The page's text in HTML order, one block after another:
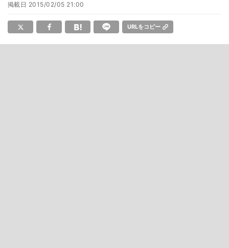
掲載日 2015/02/05 21:00
URLをコピー